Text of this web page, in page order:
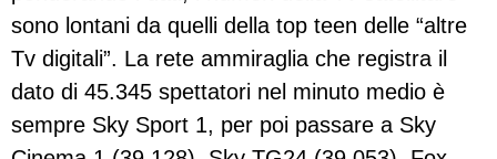
sono lontani da quelli della top teen delle “altre
Tv digitali”. La rete ammiraglia che registra il
dato di 45.345 spettatori nel minuto medio è
sempre Sky Sport 1, per poi passare a Sky